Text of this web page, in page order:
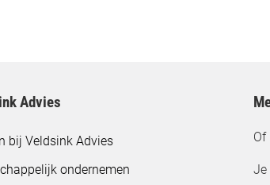
Advies
bij Veldsink Advies
ondernemen
Of
Je